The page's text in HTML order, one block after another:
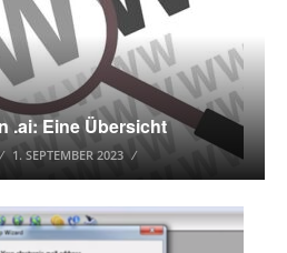
.ai: Eine Übersicht
1. SEPTEMBER 2023